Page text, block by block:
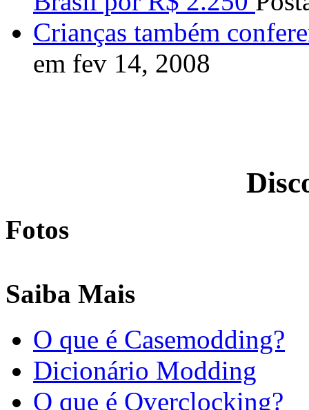
Crianças também
em fev 14, 2008
Fotos
Saiba Mais
O que é Casemodding?
Dicionário Modding
O que é Overclocking?